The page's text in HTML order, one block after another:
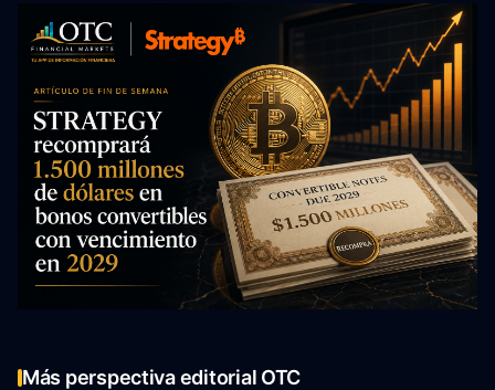
Más perspectiva editorial OTC